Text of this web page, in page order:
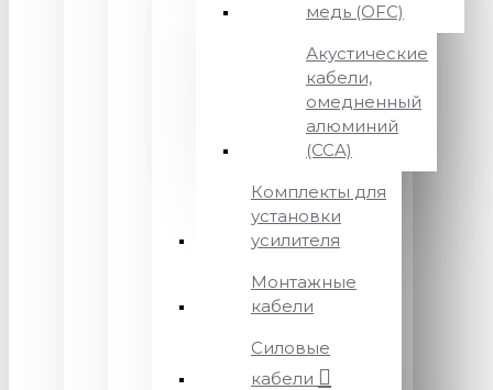
медь (OFC)
Акустические
кабели,
омедненный
алюминий
(CCA)
Комплекты для
установки
усилителя
Монтажные
кабели
Силовые
кабели